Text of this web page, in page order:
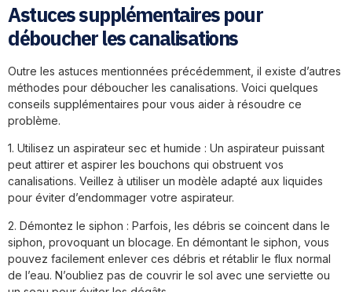
Astuces supplémentaires pour
déboucher les canalisations
Outre les astuces mentionnées précédemment, il existe d’autres
méthodes pour déboucher les canalisations. Voici quelques
conseils supplémentaires pour vous aider à résoudre ce
problème.
1. Utilisez un aspirateur sec et humide : Un aspirateur puissant
peut attirer et aspirer les bouchons qui obstruent vos
canalisations. Veillez à utiliser un modèle adapté aux liquides
pour éviter d’endommager votre aspirateur.
2. Démontez le siphon : Parfois, les débris se coincent dans le
siphon, provoquant un blocage. En démontant le siphon, vous
pouvez facilement enlever ces débris et rétablir le flux normal
de l’eau. N’oubliez pas de couvrir le sol avec une serviette ou